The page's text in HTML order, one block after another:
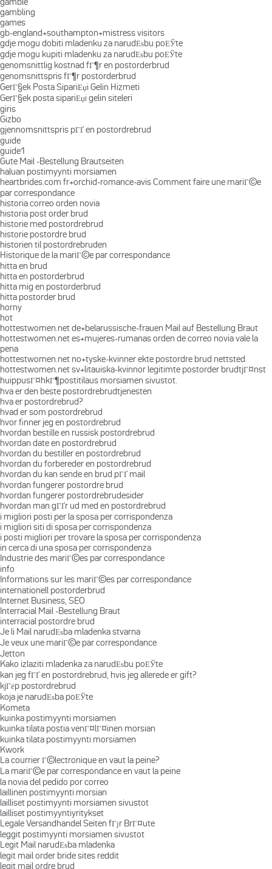
gambling
games
gb-england+southampton+mistress visitors
gdje mogu dobiti mladenku za narudЕѕbu poЕЎte
gdje mogu kupiti mladenku za narudЕѕbu poЕЎte
genomsnittlig kostnad fГ¶r en postorderbrud
genomsnittspris fГ¶r postorderbrud
GerГ§ek Posta SipariЕџi Gelin Hizmeti
GerГ§ek posta sipariЕџi gelin siteleri
giris
Gizbo
gjennomsnittspris pГҐ en postordrebrud
guide
guide1
Gute Mail -Bestellung Brautseiten
haluan postimyynti morsiamen
heartbrides.com fr+orchid-romance-avis Comment faire une mariГ©e
par correspondance
historia correo orden novia
historia post order brud
historie med postordrebrud
historie postordre brud
historien til postordrebruden
Historique de la mariГ©e par correspondance
hitta en brud
hitta en postorderbrud
hitta mig en postorderbrud
hitta postorder brud
horny
hot
hottestwomen.net de+belarussische-frauen Mail auf Bestellung Braut
hottestwomen.net es+mujeres-rumanas orden de correo novia vale la
pena
hottestwomen.net no+tyske-kvinner ekte postordre brud nettsted
hottestwomen.net sv+litauiska-kvinnor legitimte postorder brudtjГ¤nst
huippusГ¤hkГ¶postitilaus morsiamen sivustot.
hva er den beste postordrebrudtjenesten
hva er postordrebrud?
hvad er som postordrebrud
hvor finner jeg en postordrebrud
hvordan bestille en russisk postordrebrud
hvordan date en postordrebrud
hvordan du bestiller en postordrebrud
hvordan du forbereder en postordrebrud
hvordan du kan sende en brud pГҐ mail
hvordan fungerer postordre brud
hvordan fungerer postordrebrudesider
hvordan man gГҐr ud med en postordrebrud
i migliori posti per la sposa per corrispondenza
i migliori siti di sposa per corrispondenza
i posti migliori per trovare la sposa per corrispondenza
in cerca di una sposa per corrispondenza
Industrie des mariГ©es par correspondance
info
Informations sur les mariГ©es par correspondance
internationell postorderbrud
Internet Business, SEO
Interracial Mail -Bestellung Braut
interracial postordre brud
Je li Mail narudЕѕba mladenka stvarna
Je veux une mariГ©e par correspondance
Jetton
Kako izlaziti mladenka za narudЕѕbu poЕЎte
kan jeg fГҐ en postordrebrud, hvis jeg allerede er gift?
kjГёp postordrebrud
koja je narudЕѕba poЕЎte
Kometa
kuinka postimyynti morsiamen
kuinka tilata postia venГ¤lГ¤inen morsian
kuinka tilata postimyynti morsiamen
Kwork
La courrier Г©lectronique en vaut la peine?
La mariГ©e par correspondance en vaut la peine
la novia del pedido por correo
laillinen postimyynti morsian
lailliset postimyynti morsiamen sivustot
lailliset postimyyntiyritykset
Legale Versandhandel Seiten fГјr BrГ¤ute
leggit postimyynti morsiamen sivustot
Legit Mail narudЕѕba mladenka
legit mail order bride sites reddit
legit mail ordre brud